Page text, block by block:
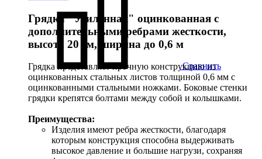
Сравнить
Грядка "Усиленная" оцинкованная с
дополнительными ребрами жесткости,
высота 20 см, ширина до 0,6 м
Грядка представляет прочную конструкцию из
оцинкованных стальных листов толщиной 0,6 мм с
оцинкованными стальными ножками. Боковые стенки
грядки крепятся болтами между собой и колышками.
Преимущества:
Изделия имеют ребра жесткости, благодаря
которым конструкция способна выдерживать
высокое давление и большие нагрузи, сохраняя